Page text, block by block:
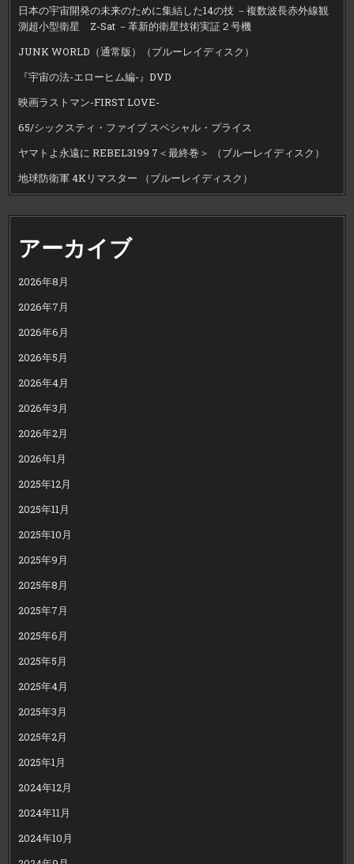
日本の宇宙開発の未来のために集結した14の技 －複数波長赤外線観
測超小型衛星 Z-Sat －革新的衛星技術実証２号機
JUNK WORLD（通常版）（ブルーレイディスク）
『宇宙の法-エローヒム編-』DVD
映画ラストマン-FIRST LOVE-
65/シックスティ・ファイブ スペシャル・プライス
ヤマトよ永遠に REBEL3199 7＜最終巻＞ （ブルーレイディスク）
地球防衛軍 4Kリマスター （ブルーレイディスク）
アーカイブ
2026年8月
2026年7月
2026年6月
2026年5月
2026年4月
2026年3月
2026年2月
2026年1月
2025年12月
2025年11月
2025年10月
2025年9月
2025年8月
2025年7月
2025年6月
2025年5月
2025年4月
2025年3月
2025年2月
2025年1月
2024年12月
2024年11月
2024年10月